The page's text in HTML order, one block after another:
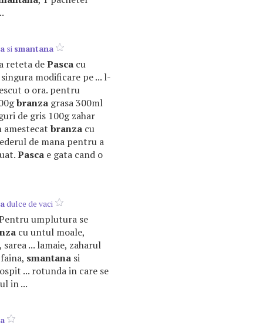
si smantana
reteta dePasca cu
modificare pe ... l-
o ora. pentru
branza grasa 300ml
de gris 100g zahar
amestecat branza cu
de mana pentru a
Pasca e gata cand o
dulce de vaci
umplutura se
cu untul moale,
... lamaie, zaharul
smantana si
... rotunda in care se
in ...